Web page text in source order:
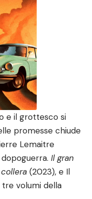
e il grottesco si
promesse chiude
Lemaitre
Il gran
(2023), e Il
tre volumi della